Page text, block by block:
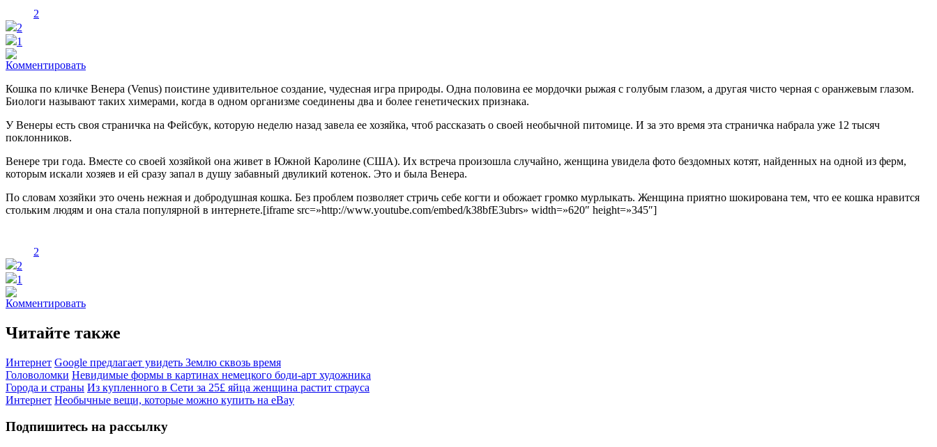
2
2
1
Комментировать
Кошка по кличке Венера (Venus) поистине удивительное создание, чудесная игра природы. Одна половина ее мордочки рыжая с голубым глазом, а другая чисто черная с оранжевым глазом.
Биологи называют таких химерами, когда в одном организме соединены два и более генетических признака.
У Венеры есть своя страничка на Фейсбук, которую неделю назад завела ее хозяйка, чтоб рассказать о своей необычной питомице. И за это время эта страничка набрала уже 12 тысяч
поклонников.
Венере три года. Вместе со своей хозяйкой она живет в Южной Каролине (США). Их встреча произошла случайно, женщина увидела фото бездомных котят, найденных на одной из ферм,
которым искали хозяев и ей сразу запал в душу забавный двуликий котенок. Это и была Венера.
По словам хозяйки это очень нежная и добродушная кошка. Без проблем позволяет стричь себе когти и обожает громко мурлыкать. Женщина приятно шокирована тем, что ее кошка нравится
стольким людям и она стала популярной в интернете.[iframe src=»http://www.youtube.com/embed/k38bfE3ubrs» width=»620″ height=»345″]
2
2
1
Комментировать
Читайте также
Интернет Google предлагает увидеть Землю сквозь время
Головоломки Невидимые формы в картинах немецкого боди-арт художника
Города и страны Из купленного в Сети за 25£ яйца женщина растит страуса
Интернет Необычные вещи, которые можно купить на eBay
Подпишитесь на рассылку